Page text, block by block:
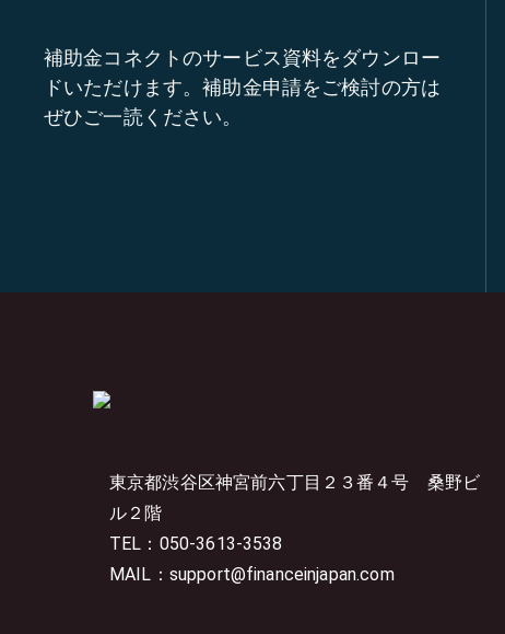
補助金コネクトのサービス資料をダウンロー
ドいただけます。補助金申請をご検討の方は
ぜひご一読ください。
東京都渋谷区神宮前六丁目２３番４号 桑野ビ
ル２階
TEL：050-3613-3538
MAIL：support@financeinjapan.com